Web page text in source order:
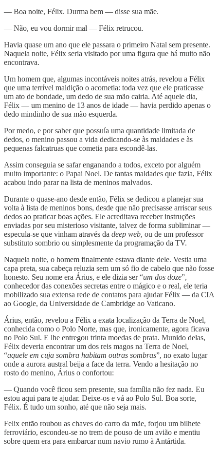
— Boa noite, Félix. Durma bem — disse sua mãe.
— Não, eu vou dormir mal — Félix retrucou.
Havia quase um ano que ele passara o primeiro Natal sem presente.
Naquela noite, Félix seria visitado por uma figura que há muito não
encontrava.
Um homem que, algumas incontáveis noites atrás, revelou a Félix
que uma terrível maldição o acometia: toda vez que ele praticasse
um ato de bondade, um dedo de sua mão cairia. Até aquele dia,
Félix — um menino de 13 anos de idade — havia perdido apenas o
dedo mindinho de sua mão esquerda.
Por medo, e por saber que possuía uma quantidade limitada de
dedos, o menino passou a vida dedicando-se às maldades e às
pequenas falcatruas que cometia para escondê-las.
Assim conseguia se safar enganando a todos, exceto por alguém
muito importante: o Papai Noel. De tantas maldades que fazia, Félix
acabou indo parar na lista de meninos malvados.
Durante o quase-ano desde então, Félix se dedicou a planejar sua
volta à lista de meninos bons, desde que não precisasse arriscar seus
dedos ao praticar boas ações. Ele acreditava receber instruções
enviadas por seu misterioso visitante, talvez de forma subliminar —
especula-se que vinham através da deep web, ou de um professor
substituto sombrio ou simplesmente da programação da TV.
Naquela noite, o homem finalmente estava diante dele. Vestia uma
capa preta, sua cabeça reluzia sem um só fio de cabelo que não fosse
honesto. Seu nome era Árius, e ele dizia ser “um dos doze”,
conhecedor das conexões secretas entre o mágico e o real, ele teria
mobilizado sua extensa rede de contatos para ajudar Félix — da CIA
ao Google, da Universidade de Cambridge ao Vaticano.
Árius, então, revelou a Félix a exata localização da Terra de Noel,
conhecida como o Polo Norte, mas que, ironicamente, agora ficava
no Polo Sul. E lhe entregou trinta moedas de prata. Munido delas,
Félix deveria encontrar um dos reis magos na Terra de Noel,
“aquele em cuja sombra habitam outras sombras”, no exato lugar
onde a aurora austral beija a face da terra. Vendo a hesitação no
rosto do menino, Árius o confortou:
— Quando você ficou sem presente, sua família não fez nada. Eu
estou aqui para te ajudar. Deixe-os e vá ao Polo Sul. Boa sorte,
Félix. É tudo um sonho, até que não seja mais.
Felix então roubou as chaves do carro da mãe, forjou um bilhete
ferroviário, escondeu-se no trem de pouso de um avião e mentiu
sobre quem era para embarcar num navio rumo à Antártida.